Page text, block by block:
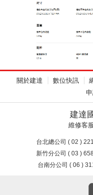
關於建達 數位快訊
建達
維修客
台北總公司 ( 02 )
新竹分公司 ( 03 )
台南分公司 ( 06 )